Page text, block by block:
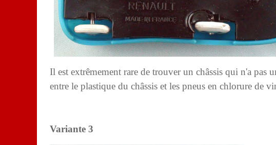
Il est extrêmement rare de trouver un châssis qui n'a pas
entre le plastique du châssis et les pneus en chlorure de
Variante 3